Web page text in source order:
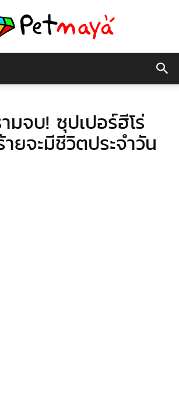
มายา
มจบ! ซุปเปอร์ฮีโร่
ายจะมีชีวิตประจำวัน